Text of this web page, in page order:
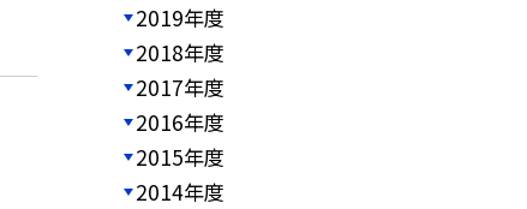
2019年度
2018年度
2017年度
2016年度
2015年度
2014年度